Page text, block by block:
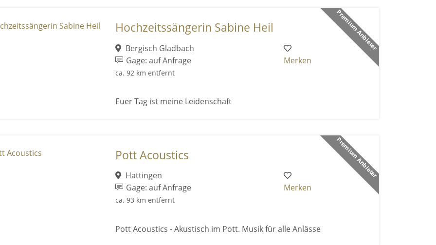
Premium Anbieter
Hochzeitssängerin Sabine Heil
Bergisch Gladbach
Gage: auf Anfrage
ca. 92 km entfernt
Merken
Euer Tag ist meine Leidenschaft
Premium Anbieter
Pott Acoustics
Hattingen
Gage: auf Anfrage
ca. 93 km entfernt
Merken
Pott Acoustics - Akustisch im Pott. Musik für alle Anlässe